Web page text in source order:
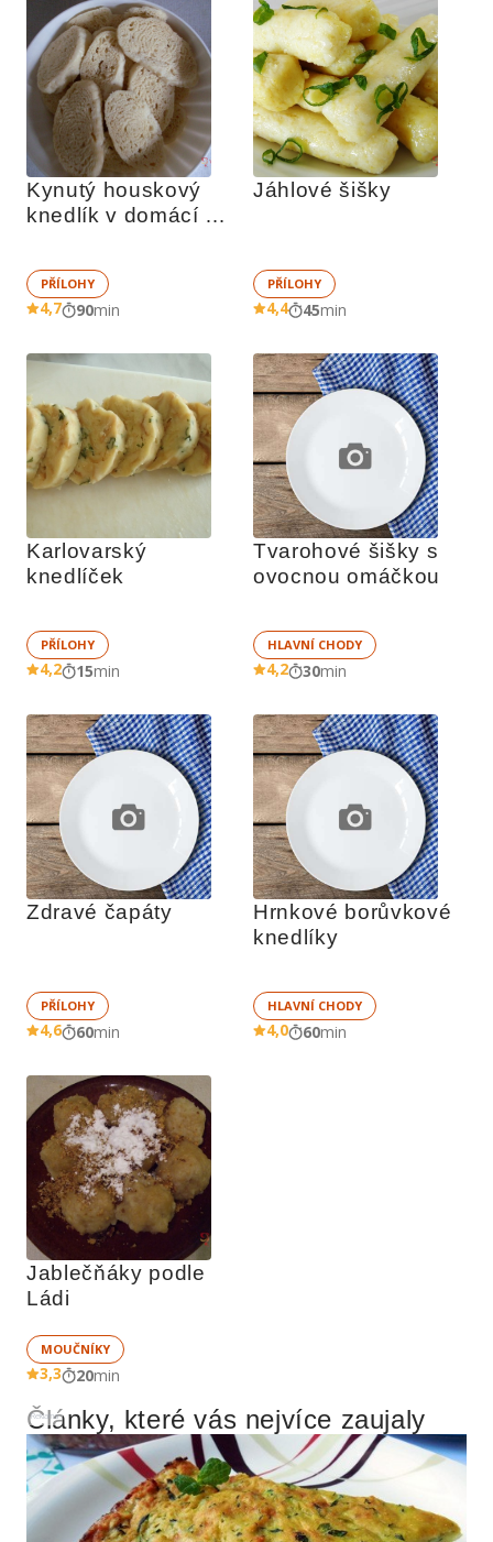
Kynutý houskový
knedlík v domácí
PŘÍLOHY
4,7 90min
Jáhlové šišky
PŘÍLOHY
4,4 45min
Karlovarský
knedlíček
PŘÍLOHY
4,2 15min
Tvarohové šišky s
ovocnou omáčkou
HLAVNÍ CHODY
4,2 30min
Zdravé čapáty
PŘÍLOHY
4,6 60min
Hrnkové borůvkové
knedlíky
HLAVNÍ CHODY
4,0 60min
Jablečňáky podle
Ládi
MOUČNÍKY
3,3 20min
Reklama
Články, které vás nejvíce zaujaly